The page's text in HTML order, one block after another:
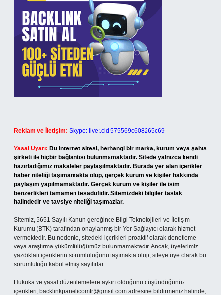
Reklam ve İletişim: Skype: live:.cid.575569c608265c69
Yasal Uyarı: Bu internet sitesi, herhangi bir marka, kurum veya şahıs
şirketi ile hiçbir bağlantısı bulunmamaktadır. Sitede yalnızca kendi
hazırladığımız makaleler paylaşılmaktadır. Burada yer alan içerikler
haber niteliği taşımamakta olup, gerçek kurum ve kişiler hakkında
paylaşım yapılmamaktadır. Gerçek kurum ve kişiler ile isim
benzerlikleri tamamen tesadüfidir. Sitemizdeki bilgiler taslak
halindedir ve tavsiye niteliği taşımazlar.
Sitemiz, 5651 Sayılı Kanun gereğince Bilgi Teknolojileri ve İletişim
Kurumu (BTK) tarafından onaylanmış bir Yer Sağlayıcı olarak hizmet
vermektedir. Bu nedenle, sitedeki içerikleri proaktif olarak denetleme
veya araştırma yükümlülüğümüz bulunmamaktadır. Ancak, üyelerimiz
yazdıkları içeriklerin sorumluluğunu taşımakta olup, siteye üye olarak bu
sorumluluğu kabul etmiş sayılırlar.
Hukuka ve yasal düzenlemelere aykırı olduğunu düşündüğünüz
içerikleri, backlinkpanelicomtr@gmail.com adresine bildirmeniz halinde,